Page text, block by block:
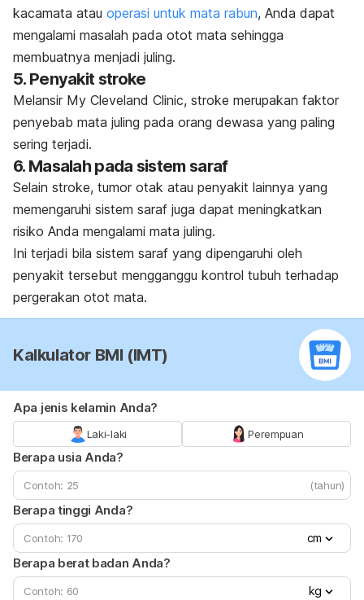
kacamata atau operasi untuk mata rabun, Anda dapat
mengalami masalah pada otot mata sehingga
membuatnya menjadi juling.
5. Penyakit stroke
Melansir My Cleveland Clinic, stroke merupakan faktor
penyebab mata juling pada orang dewasa yang paling
sering terjadi.
6. Masalah pada sistem saraf
Selain stroke, tumor otak atau penyakit lainnya yang
memengaruhi sistem saraf juga dapat meningkatkan
risiko Anda mengalami mata juling.
Ini terjadi bila sistem saraf yang dipengaruhi oleh
penyakit tersebut mengganggu kontrol tubuh terhadap
pergerakan otot mata.
Kalkulator BMI (IMT)
Apa jenis kelamin Anda?
Laki-laki Perempuan
Berapa usia Anda?
(tahun)
Berapa tinggi Anda?
cm
Berapa berat badan Anda?
kg